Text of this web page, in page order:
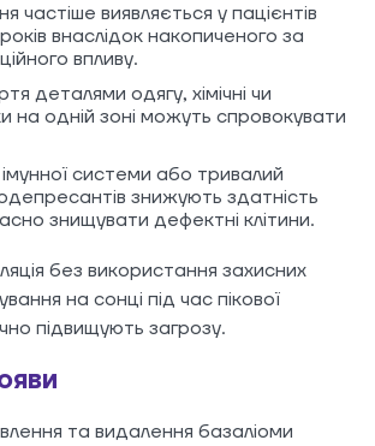
частіше виявляється у пацієнтів
внаслідок накопиченого за
впливу.
деталями одягу, хімічні чи
на одній зоні можуть спровокувати
системи або тривалий
знижують здатність
знищувати дефектні клітини.
без використання захисних
на сонці під час пікової
підвищують загрозу.
та видалення базаліоми